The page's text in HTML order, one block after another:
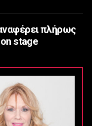
πλήρως
stage